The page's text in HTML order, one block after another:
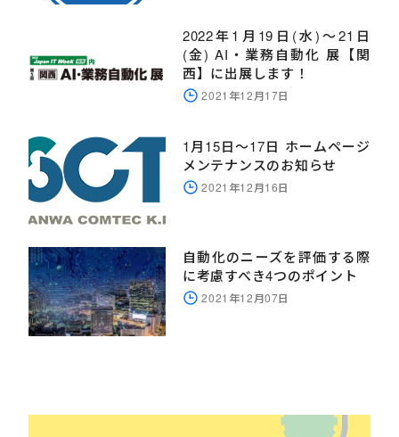
2022年1月19日(水)～21日
(金) AI・業務自動化 展【関
西】に出展します！
2021年12月17日
1月15日～17日 ホームページ
メンテナンスのお知らせ
2021年12月16日
自動化のニーズを評価する際
に考慮すべき4つのポイント
2021年12月07日